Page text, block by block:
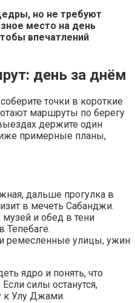
но не требуют
место на день
впечатлений
день за днём
точки в короткие
маршруты по берегу
держите один
примерные планы,
дальше прогулка в
в мечеть Сабанджи.
и обед в тени
Тепебаге.
ремесленные улицы, ужин
ядро и понять, что
силы останутся,
к Улу Джами.